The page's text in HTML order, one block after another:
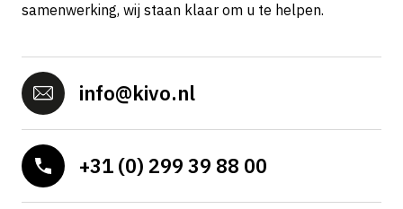
samenwerking, wij staan klaar om u te helpen.
info@kivo.nl
+31 (0) 299 39 88 00